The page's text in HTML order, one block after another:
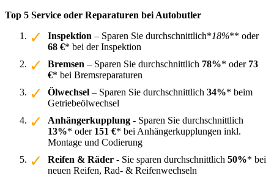
Top 5 Service oder Reparaturen bei Autobutler
Inspektion – Sparen Sie durchschnittlich*18%** oder
68 €* bei der Inspektion
Bremsen – Sparen Sie durchschnittlich 78%* oder 73
€* bei Bremsreparaturen
Ölwechsel – Sparen Sie durchschnittlich 34%* beim
Getriebeölwechsel
Anhängerkupplung - Sparen Sie durchschnittlich
13%* oder 151 €* bei Anhängerkupplungen inkl.
Montage und Codierung
Reifen & Räder - Sie sparen durchschnittlich 50%* bei
neuen Reifen, Rad- & Reifenwechseln